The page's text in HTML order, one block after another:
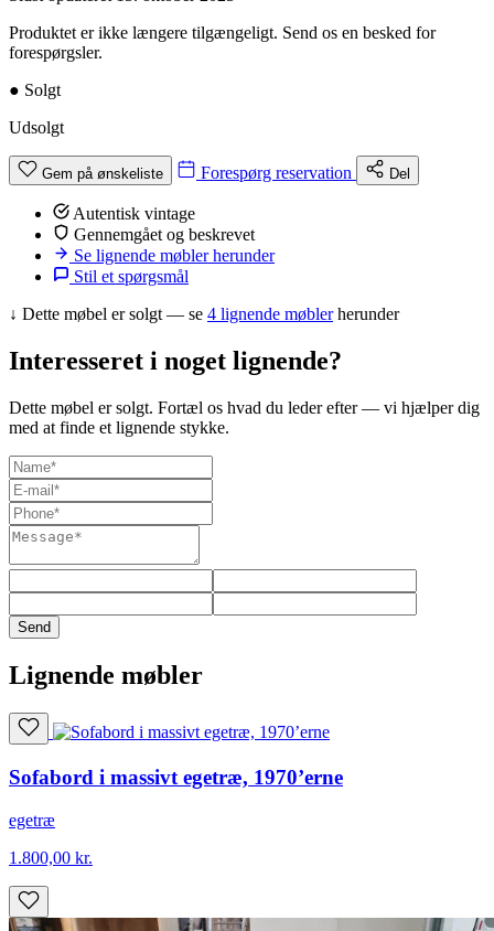
Produktet er ikke længere tilgængeligt. Send os en besked for
forespørgsler.
● Solgt
Udsolgt
Gem på ønskeliste Forespørg reservation Del
Autentisk vintage
Gennemgået og beskrevet
Se lignende møbler herunder
Stil et spørgsmål
↓ Dette møbel er solgt — se 4 lignende møblerherunder
Interesseret i noget lignende?
Dette møbel er solgt. Fortæl os hvad du leder efter — vi hjælper dig
med at finde et lignende stykke.
Send
Lignende møbler
Sofabord i massivt egetræ, 1970’erne
egetræ
1.800,00 kr.